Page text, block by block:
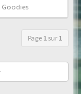
Goodies
Page 1 sur 1